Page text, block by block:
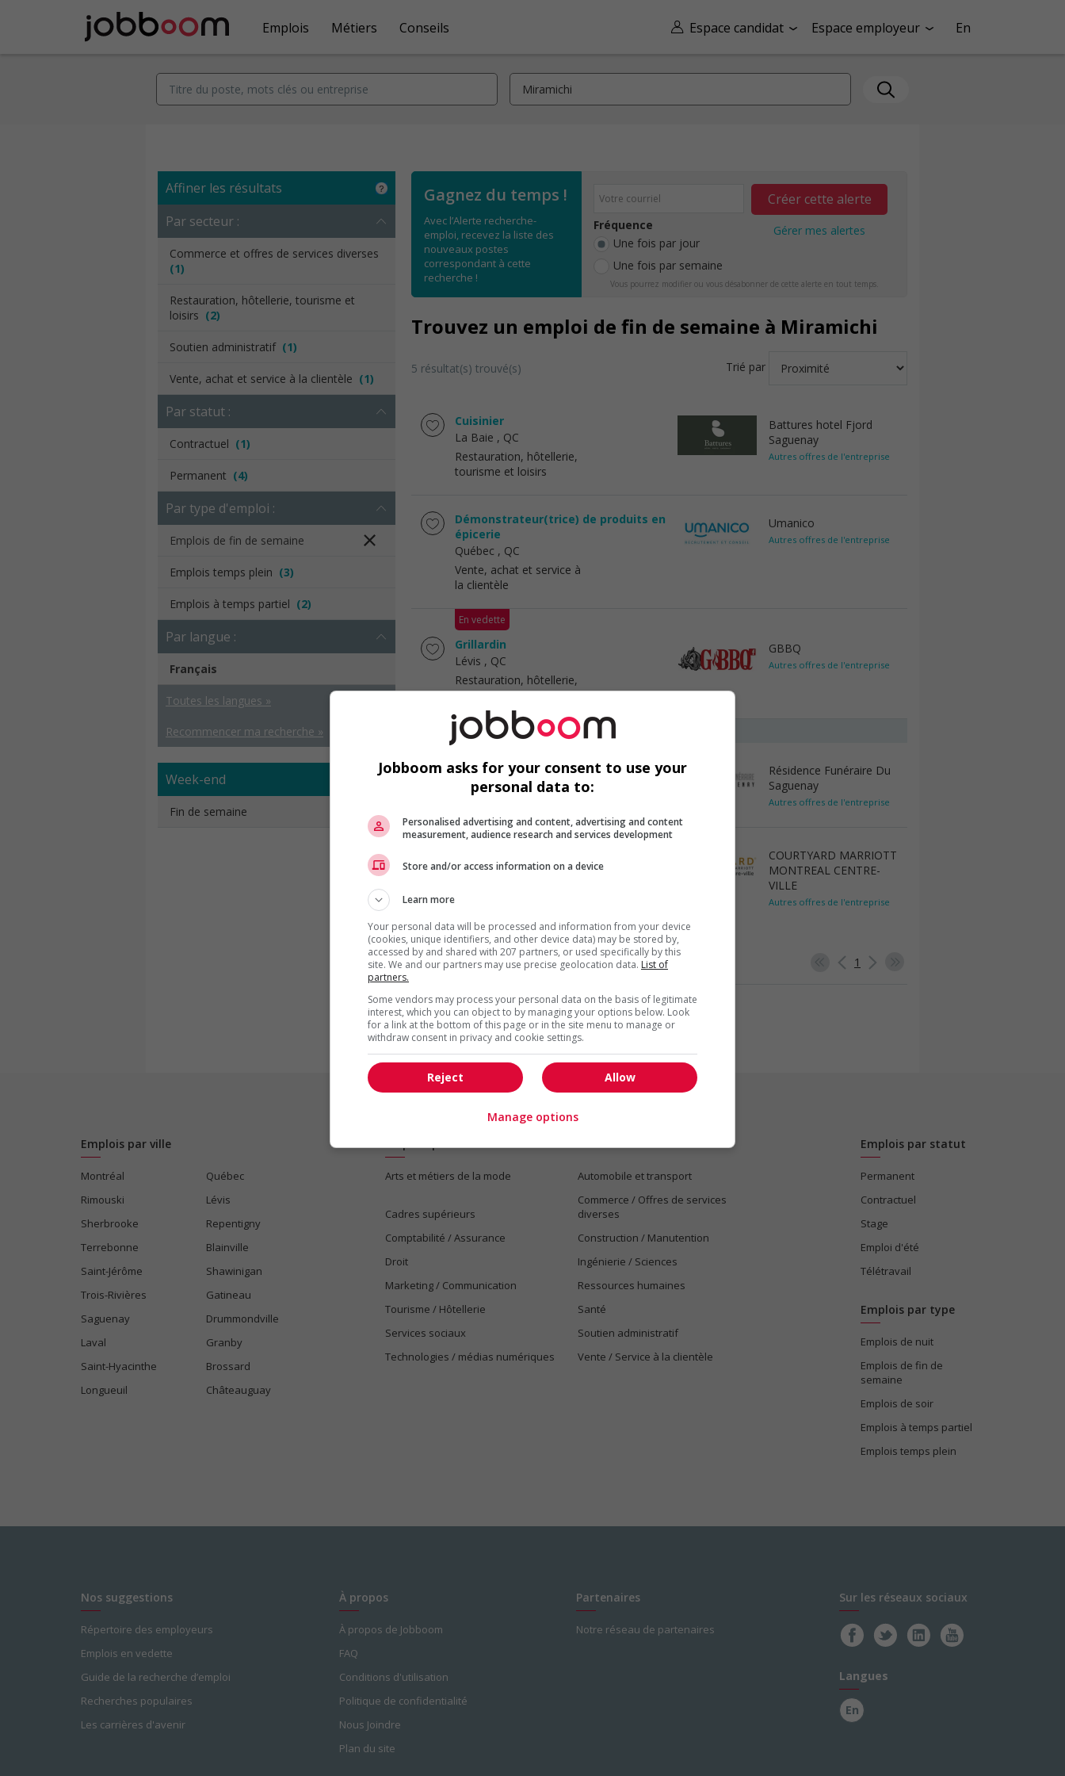
Espace candidat Espace employeur En
Emplois Métiers Conseils
Affiner les résultats
Par secteur :
Commerce et offres de services diverses
(1)
Restauration, hôtellerie, tourisme et
loisirs (2)
Soutien administratif (1)
Vente, achat et service à la clientèle (1)
Par statut :
Contractuel (1)
Permanent (4)
Par type d'emploi :
Emplois de fin de semaine
Emplois temps plein (3)
Emplois à temps partiel (2)
Par langue :
Français
Toutes les langues »
Recommencer ma recherche »
Week-end
Fin de semaine
Gagnez du temps !
Avec l’Alerte recherche-
emploi, recevez la liste des
nouveaux postes
correspondant à cette
recherche !
Fréquence
Une fois par jour
Une fois par semaine
Créer cette alerte
Gérer mes alertes
Vous pourrez modifier ou vous désabonner de cette alerte en tout temps.
Trouvez un emploi de fin de semaine à Miramichi
5 résultat(s) trouvé(s) Trié par
Cuisinier
La Baie , QC
Restauration, hôtellerie,
tourisme et loisirs
Battures hotel Fjord
Saguenay
Autres offres de l'entreprise
Démonstrateur(trice) de produits en
épicerie
Québec , QC
Vente, achat et service à
la clientèle
Umanico
Autres offres de l'entreprise
En vedette
Grillardin
Lévis , QC
Restauration, hôtellerie,
tourisme et loisirs
GBBQ
Autres offres de l'entreprise
Hôte-hôtesse
Jonquiere, QC
Résidence Funéraire Du
Saguenay
Autres offres de l'entreprise
temps plein19.40$/h
COURTYARD MARRIOTT
MONTREAL CENTRE-
VILLE
Autres offres de l'entreprise
1 - 5 de 5 résultats 1
Emplois par ville
Montréal
Québec
Rimouski
Lévis
Sherbrooke
Repentigny
Terrebonne
Blainville
Saint-Jérôme
Shawinigan
Trois-Rivières
Gatineau
Saguenay
Drummondville
Laval
Granby
Saint-Hyacinthe
Brossard
Longueuil
Châteauguay
Emplois par secteur
Arts et métiers de la mode Automobile et transport
Cadres supérieurs
Commerce / Offres de services
diverses
Comptabilité / Assurance
Construction / Manutention
Droit
Ingénierie / Sciences
Marketing / Communication
Ressources humaines
Tourisme / Hôtellerie
Santé
Services sociaux
Soutien administratif
Technologies / médias numériques
Vente / Service à la clientèle
Emplois par statut
Permanent
Contractuel
Stage
Emploi d'été
Télétravail
Emplois par type
Emplois de nuit
Emplois de fin de
semaine
Emplois de soir
Emplois à temps partiel
Emplois temps plein
Nos suggestions
Répertoire des employeurs
Emplois en vedette
Guide de la recherche d’emploi
Recherches populaires
Les carrières d'avenir
À propos
À propos de Jobboom
FAQ
Conditions d'utilisation
Politique de confidentialité
Nous Joindre
Plan du site
Partenaires
Notre réseau de partenaires
Sur les réseaux sociaux
Langues
En
Jobboom asks for your consent to use your
personal data to:
Personalised advertising and content, advertising and content
measurement, audience research and services development
Store and/or access information on a device
Learn more
Your personal data will be processed and information from your device
(cookies, unique identifiers, and other device data) may be stored by,
accessed by and shared with 207 partners, or used specifically by this
site. We and our partners may use precise geolocation data. List of
partners.
Some vendors may process your personal data on the basis of legitimate
interest, which you can object to by managing your options below. Look
for a link at the bottom of this page or in the site menu to manage or
withdraw consent in privacy and cookie settings.
Allow
Reject
Manage options